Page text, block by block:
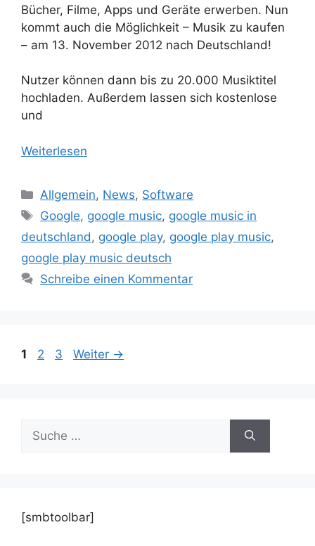
Bücher, Filme, Apps und Geräte erwerben. Nun
kommt auch die Möglichkeit – Musik zu kaufen
– am 13. November 2012 nach Deutschland!
Nutzer können dann bis zu 20.000 Musiktitel
hochladen. Außerdem lassen sich kostenlose
und
Weiterlesen
Kategorien
Allgemein, News, Software
Schlagwörter
Google, google music, google music in
deutschland , google play, google play music,
google play music deutsch
Schreibe einen Kommentar
Beitrags-
Seite
1 Seite
2 Seite
3 Weiter →
nach:
[smbtoolbar]